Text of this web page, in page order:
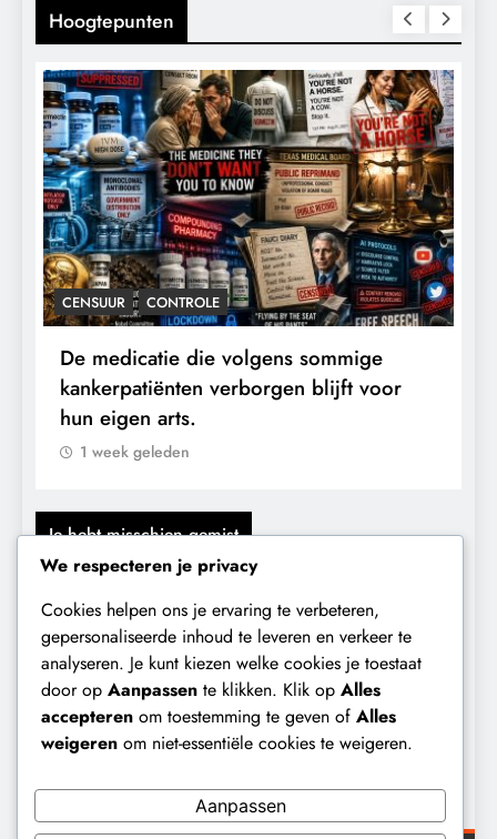
Hoogtepunten
CENSUUR CONTROLE
De medicatie die volgens sommige
kankerpatiënten verborgen blijft voor
hun eigen arts.
1 week geleden
Je hebt misschien gemist
CONTROLE GRONDRECHTEN
Bel Poetin – Hoe Ad Nuis de stilte
doorbreekt.
Frits Corpelijn 11 maanden geleden
We respecteren je privacy
Cookies helpen ons je ervaring te verbeteren,
gepersonaliseerde inhoud te leveren en verkeer te
analyseren. Je kunt kiezen welke cookies je toestaat
door op Aanpassen te klikken. Klik op Alles
accepteren om toestemming te geven of Alles
weigeren om niet-essentiële cookies te weigeren.
Aanpassen